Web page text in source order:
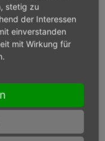
Nm
stetig zu
der Interessen
einverstanden
mit Wirkung für